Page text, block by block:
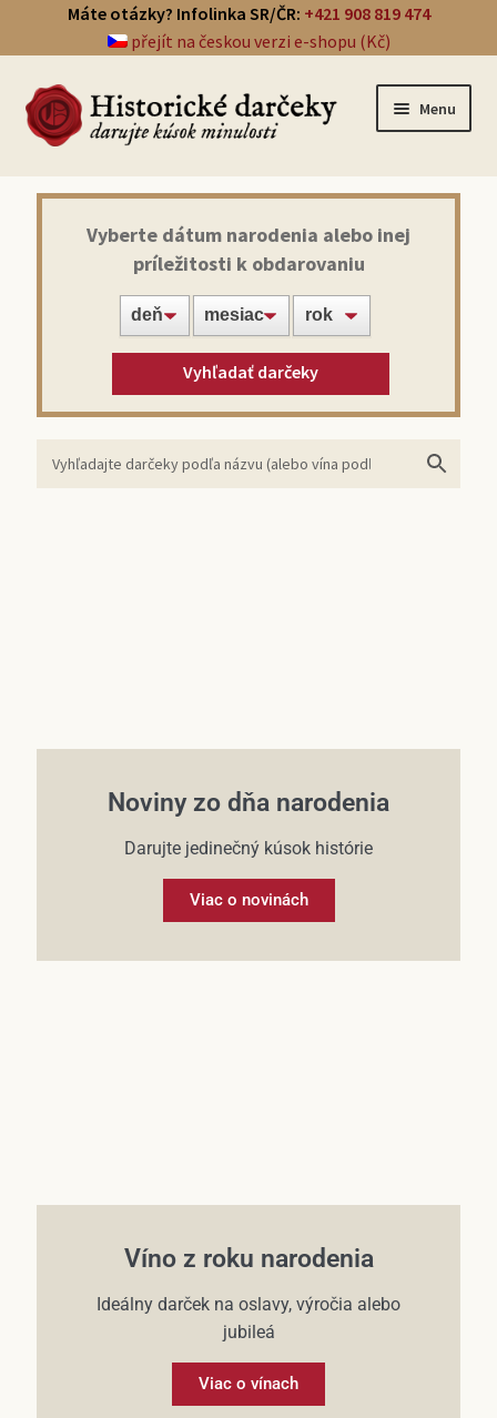
Máte otázky? Infolinka SR/ČR: +421 908 819 474
přejít na českou verzi e-shopu (Kč)
Menu
Prehľad darčekov
Noviny zo dňa narodenia
Víno z roku narodenia
Vyberte dátum narodenia alebo inej
príležitosti k obdarovaniu
Vyhľadať darčeky
Noviny zo dňa narodenia
Darujte jedinečný kúsok histórie
Viac o novinách
Víno z roku narodenia
Ideálny darček na oslavy, výročia alebo
jubileá
Viac o vínach